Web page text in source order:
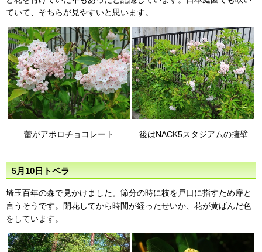
ていて、そちらが見やすいと思います。
蕾がアポロチョコレート 後はNACK5スタジアムの擁壁
5月10日トベラ
埼玉百年の森で見かけました。節分の時に枝を戸口に指すため扉と
言うそうです。開花してから時間が経ったせいか、花が黄ばんだ色
をしています。